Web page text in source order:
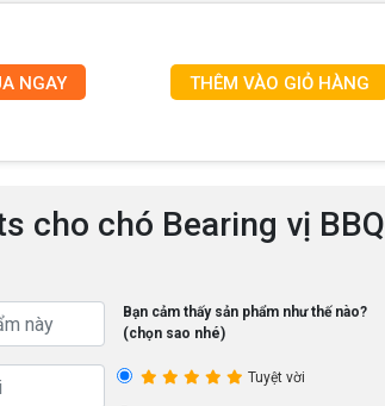
NGAY THÊM VÀO GIỎ HÀNG
cho chó Bearing vị BBQ
Bạn cảm thấy sản phẩm như thế nào?
(chọn sao nhé)
Tuyệt vời